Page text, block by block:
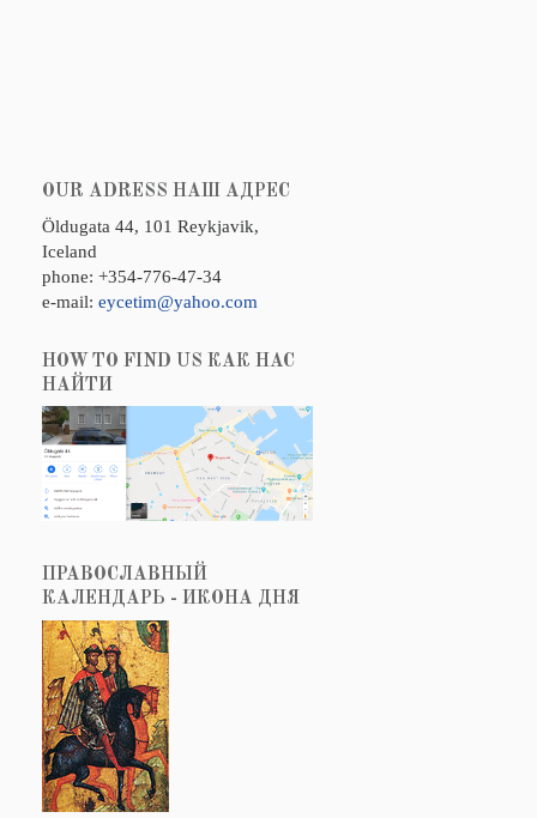
OUR ADRESS НАШ АДРЕС
Öldugata 44, 101 Reykjavik,
Iceland
phone: +354-776-47-34
e-mail: eycetim@yahoo.com
HOW TO FIND US КАК НАС
НАЙТИ
ПРАВОСЛАВНЫЙ
КАЛЕНДАРЬ - ИКОНА ДНЯ